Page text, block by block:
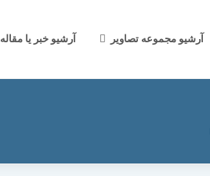
آرشیو مجموعه تصاویر آرشیو خبر یا مقاله